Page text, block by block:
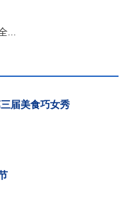
...
届美食巧女秀